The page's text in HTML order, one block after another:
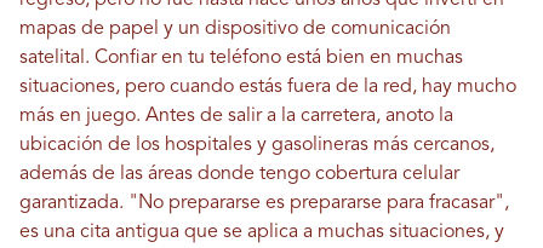
mapas de papel y un dispositivo de comunicación
satelital. Confiar en tu teléfono está bien en muchas
situaciones, pero cuando estás fuera de la red, hay mucho
más en juego. Antes de salir a la carretera, anoto la
ubicación de los hospitales y gasolineras más cercanos,
además de las áreas donde tengo cobertura celular
garantizada. "No prepararse es prepararse para fracasar",
es una cita antigua que se aplica a muchas situaciones, y